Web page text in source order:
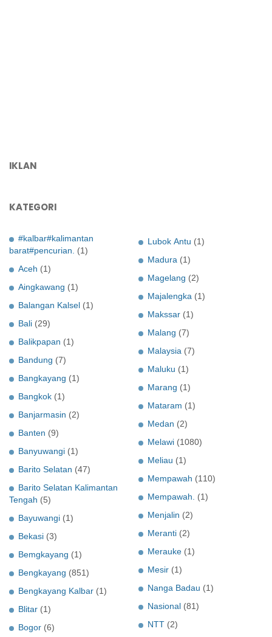
IKLAN
KATEGORI
#kalbar#kalimantan
barat#pencurian. (1)
Aceh (1)
Aingkawang (1)
Balangan Kalsel (1)
Bali (29)
Balikpapan (1)
Bandung (7)
Bangkayang (1)
Bangkok (1)
Banjarmasin (2)
Banten (9)
Banyuwangi (1)
Barito Selatan (47)
Barito Selatan Kalimantan
Tengah (5)
Bayuwangi (1)
Bekasi (3)
Bemgkayang (1)
Bengkayang (851)
Bengkayang Kalbar (1)
Blitar (1)
Bogor (6)
Lubok Antu (1)
Madura (1)
Magelang (2)
Majalengka (1)
Makssar (1)
Malang (7)
Malaysia (7)
Maluku (1)
Marang (1)
Mataram (1)
Medan (2)
Melawi (1080)
Meliau (1)
Mempawah (110)
Mempawah. (1)
Menjalin (2)
Meranti (2)
Merauke (1)
Mesir (1)
Nanga Badau (1)
Nasional (81)
NTT (2)